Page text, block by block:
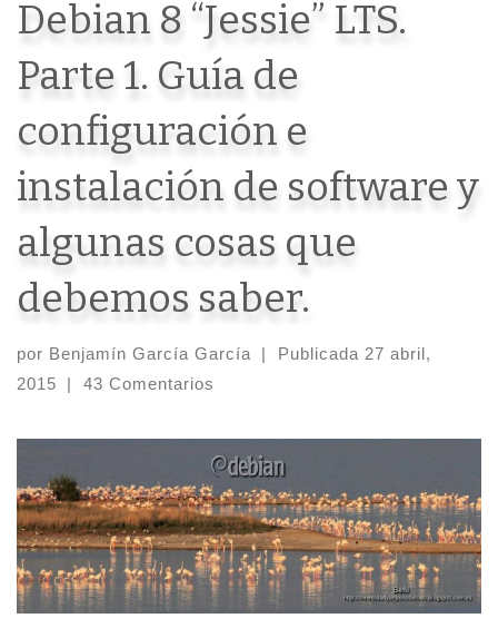
Debian 8 “Jessie” LTS.
Parte 1. Guía de
configuración e
instalación de software y
algunas cosas que
debemos saber.
por Benjamín García García | Publicada 27 abril,
2015
| 43 Comentarios